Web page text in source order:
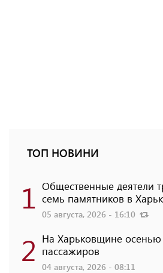
ТОП НОВИНИ
1 Общественные деятели
семь памятников в
05 августа, 2026 - 16:10
2 На Харьковщине осенью
пассажиров
04 августа, 2026 - 08:11